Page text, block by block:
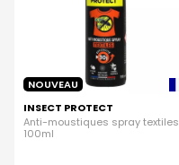
NOUVEAU
INSECT PROTECT
Anti-moustiques spray textiles
100ml